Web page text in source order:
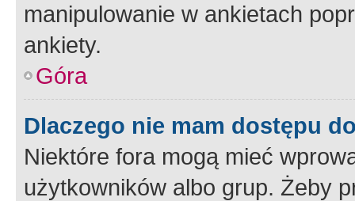
manipulowanie w ankietach
ankiety.
Góra
Dlaczego nie mam dostępu
Niektóre fora mogą mieć
użytkowników albo grup. Żeby